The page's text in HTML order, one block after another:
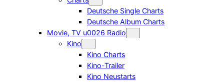
Deutsche Single Charts
Deutsche Album Charts
Movie, TV u0026 Radio
Kino
Kino Charts
Kino-Trailer
Kino Neustarts